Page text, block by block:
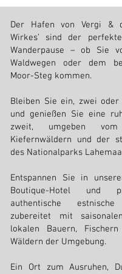
Der Hafen von Vergi &
Wirkes’ sind der
Wanderpause – ob Sie
Waldwegen oder dem
Moor-Steg kommen.
Bleiben Sie ein, zwei oder
und genießen Sie eine
zweit, umgeben
Kiefernwäldern und der
des Nationalparks
Entspannen Sie in
Boutique-Hotel und
authentische estnische
zubereitet mit
lokalen Bauern,
Wäldern der Umgebung.
Ein Ort zum Ausruhen,